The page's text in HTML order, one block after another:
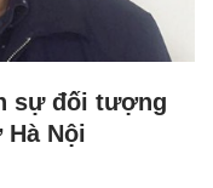
sự đối tượng
Nội